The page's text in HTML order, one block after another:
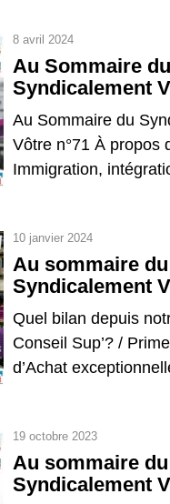
8 avril 2024
Au Sommaire du
Syndicalement
Au Sommaire du
Vôtre n°71 À propos
Immigration,
10 janvier 2024
Au sommaire du
Syndicalement
Quel bilan depuis
Conseil Sup’? /
d’Achat
19 octobre 2023
Au sommaire du
Syndicalement